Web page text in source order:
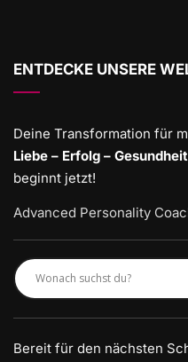
ENTDECKE UNSERE
Deine Transformation für
Liebe – Erfolg – Gesundheit
beginnt jetzt!
Advanced Personality
Bereit für den nächsten